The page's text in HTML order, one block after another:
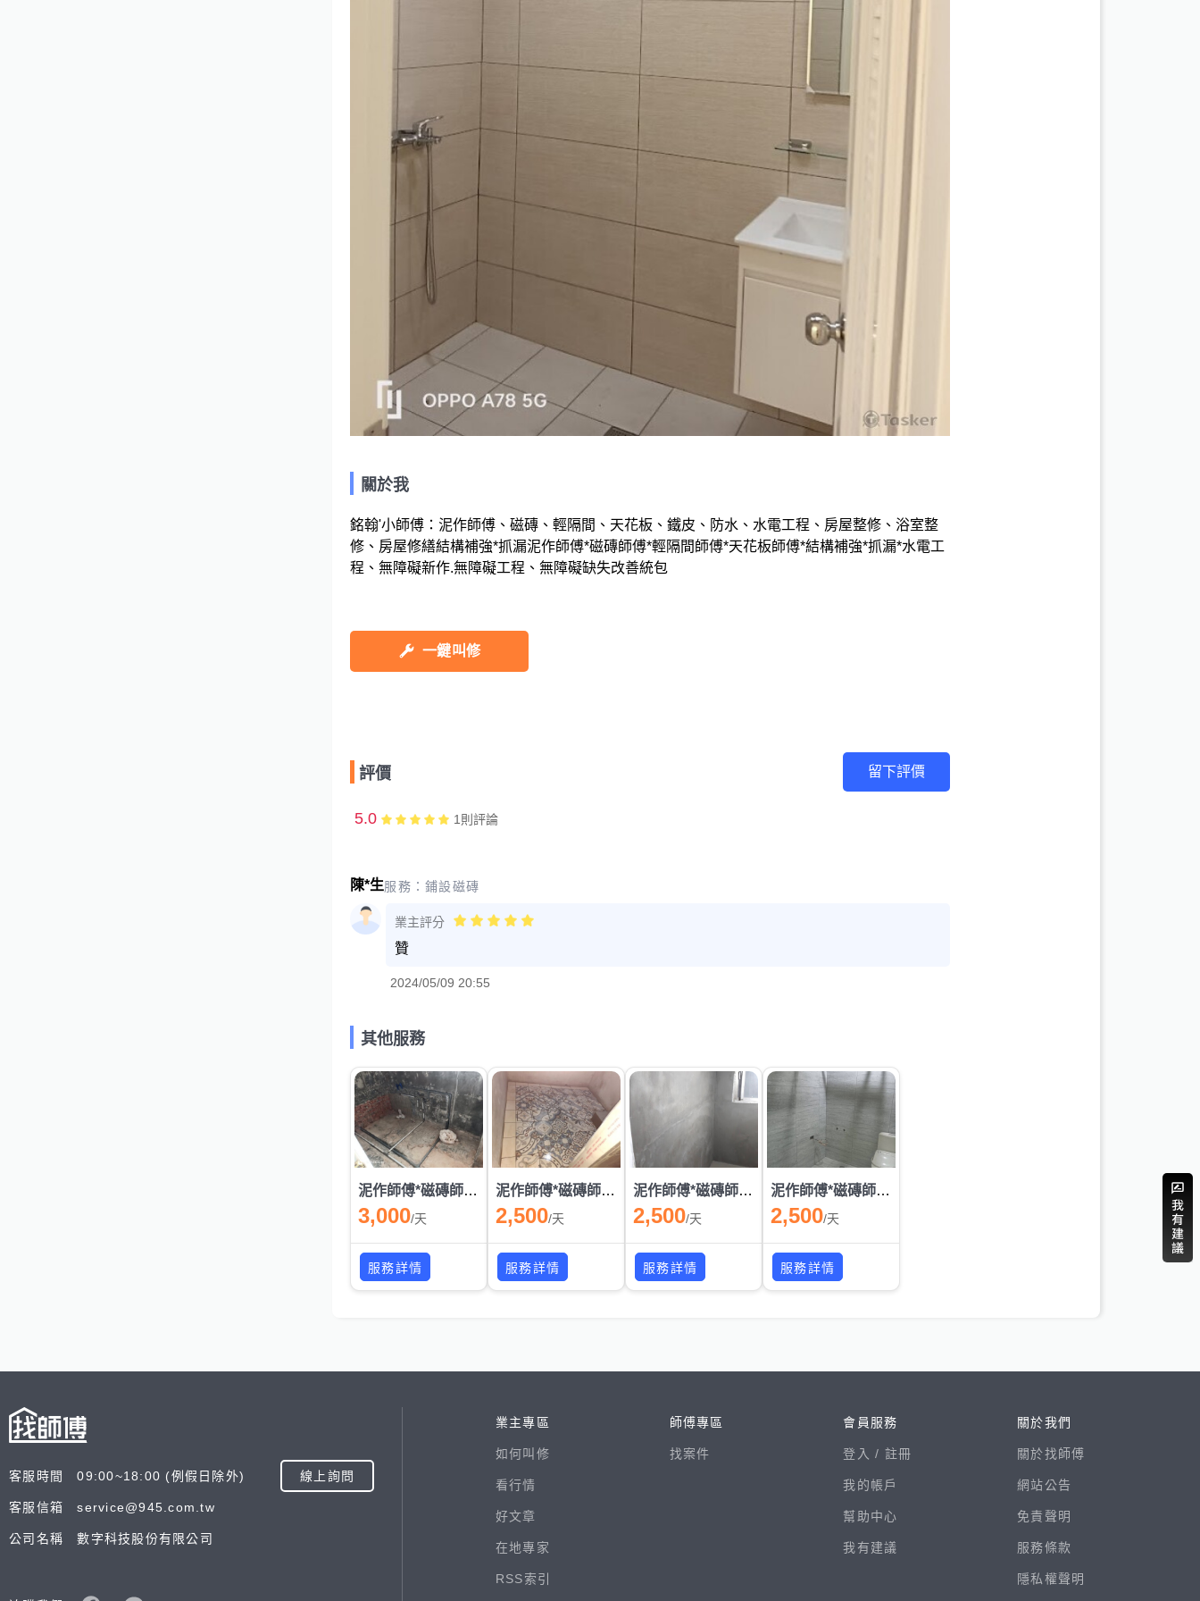
關於我
銘翰'小師傅：泥作師傅、磁磚、輕隔間、天花板、鐵皮、防水、水電工程、房屋整修、浴室整
修、房屋修繕結構補強*抓漏泥作師傅*磁磚師傅*輕隔間師傅*天花板師傅*結構補強*抓漏*水電工
程、無障礙新作.無障礙工程、無障礙缺失改善統包
一鍵叫修
評價 留下評價
5.0 1 則評論
陳*生服務：鋪設磁磚
業主評分
贊
2024/05/09 20:55
其他服務
泥作師傅*磁磚師傅*石膏磚磚師*裝潢師傅*輕鋼架師傅*輕隔間師傅*水電師傅全國第一品牌
3,000/天
服務詳情
泥作師傅*磁磚師傅*輕隔間師傅*天花板師傅*結構補強*抓漏*水電工程
2,500/天
服務詳情
泥作師傅*磁磚師傅*輕隔間師傅*天花板師傅*結構補強*抓漏*水電工程
2,500/天
服務詳情
泥作師傅*磁磚師傅*輕隔間師傅*天花板師傅*結構補強*抓漏*水電工程
2,500/天
服務詳情
客服時間 09:00~18:00 (例假日除外) 線上詢問
客服信箱 service@945.com.tw
公司名稱 數字科技股份有限公司
業主專區
如何叫修
看行情
好文章
在地專家
RSS索引
師傅專區
找案件
會員服務
登入 / 註冊
我的帳戶
幫助中心
我有建議
關於我們
關於找師傅
網站公告
免責聲明
服務條款
隱私權聲明